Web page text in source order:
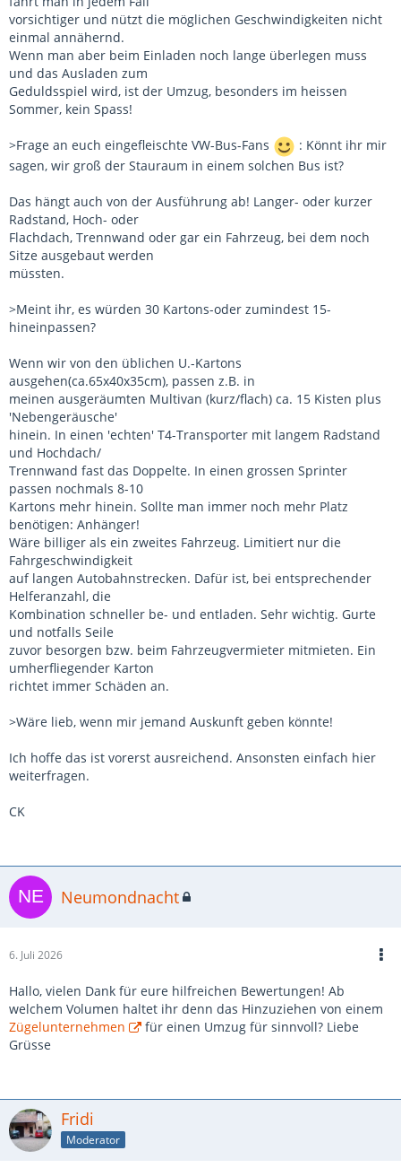
vorsichtiger und nützt die möglichen Geschwindigkeiten nicht
einmal annähernd.
Wenn man aber beim Einladen noch lange überlegen muss
und das Ausladen zum
Geduldsspiel wird, ist der Umzug, besonders im heissen
Sommer, kein Spass!
>Frage an euch eingefleischte VW-Bus-Fans
: Könnt ihr mir
sagen, wir groß der Stauraum in einem solchen Bus ist?
Das hängt auch von der Ausführung ab! Langer- oder kurzer
Radstand, Hoch- oder
Flachdach, Trennwand oder gar ein Fahrzeug, bei dem noch
Sitze ausgebaut werden
müssten.
>Meint ihr, es würden 30 Kartons-oder zumindest 15-
hineinpassen?
Wenn wir von den üblichen U.-Kartons
ausgehen(ca.65x40x35cm), passen z.B. in
meinen ausgeräumten Multivan (kurz/flach) ca. 15 Kisten plus
'Nebengeräusche'
hinein. In einen 'echten' T4-Transporter mit langem Radstand
und Hochdach/
Trennwand fast das Doppelte. In einen grossen Sprinter
passen nochmals 8-10
Kartons mehr hinein. Sollte man immer noch mehr Platz
benötigen: Anhänger!
Wäre billiger als ein zweites Fahrzeug. Limitiert nur die
Fahrgeschwindigkeit
auf langen Autobahnstrecken. Dafür ist, bei entsprechender
Helferanzahl, die
Kombination schneller be- und entladen. Sehr wichtig. Gurte
und notfalls Seile
zuvor besorgen bzw. beim Fahrzeugvermieter mitmieten. Ein
umherfliegender Karton
richtet immer Schäden an.
>Wäre lieb, wenn mir jemand Auskunft geben könnte!
Ich hoffe das ist vorerst ausreichend. Ansonsten einfach hier
weiterfragen.
CK
Neumondnacht
6. Juli 2026
Hallo, vielen Dank für eure hilfreichen Bewertungen! Ab
welchem Volumen haltet ihr denn das Hinzuziehen von einem
Zügelunternehmen
für einen Umzug für sinnvoll? Liebe
Grüsse
Fridi
Moderator